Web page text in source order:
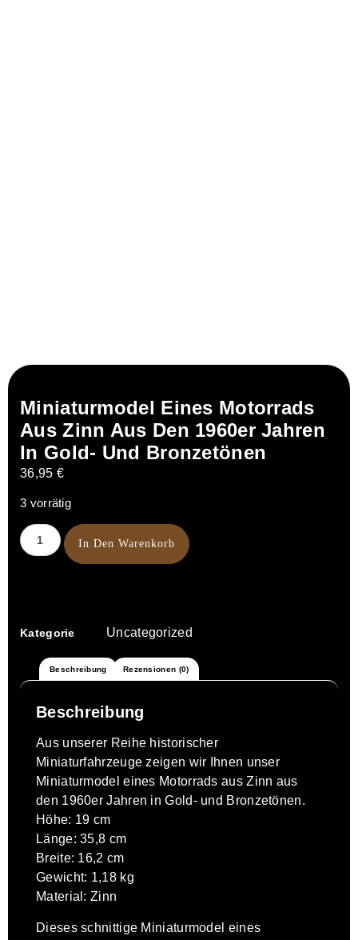
Miniaturmodel Eines Motorrads
Aus Zinn Aus Den 1960er Jahren
In Gold- Und Bronzetönen
36,95 €
3 vorrätig
In Den Warenkorb
Kategorie Uncategorized
Beschreibung Rezensionen (0)
Beschreibung
Aus unserer Reihe historischer
Miniaturfahrzeuge zeigen wir Ihnen unser
Miniaturmodel eines Motorrads aus Zinn aus
den 1960er Jahren in Gold- und Bronzetönen.
Höhe: 19 cm
Länge: 35,8 cm
Breite: 16,2 cm
Gewicht: 1,18 kg
Material: Zinn
Dieses schnittige Miniaturmodel eines